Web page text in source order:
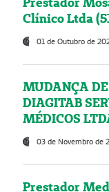
Clínico Ltda
01 de Outubro de
MUDANÇA
DIAGITAB
MÉDICOS
03 de Novembro de
Prestador